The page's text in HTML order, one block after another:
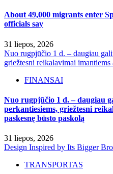
About 49,000 migrants enter
officials say
31 liepos, 2026
Nuo rugpjūčio 1 d. – daugiau
griežtesni reikalavimai imantiems
FINANSAI
Nuo rugpjūčio 1 d. – daugiau
perkantiesiems, griežtesni
paskesnę būsto paskolą
31 liepos, 2026
Design Inspired by Its Bigger
TRANSPORTAS